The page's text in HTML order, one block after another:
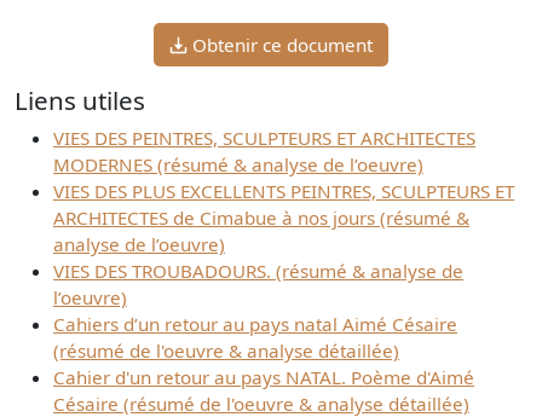
Obtenir ce document
Liens utiles
VIES DES PEINTRES, SCULPTEURS ET ARCHITECTES
MODERNES (résumé & analyse de l’oeuvre)
VIES DES PLUS EXCELLENTS PEINTRES, SCULPTEURS ET
ARCHITECTES de Cimabue à nos jours (résumé &
analyse de l’oeuvre)
VIES DES TROUBADOURS. (résumé & analyse de
l’oeuvre)
Cahiers d’un retour au pays natal Aimé Césaire
(résumé de l'oeuvre & analyse détaillée)
Cahier d'un retour au pays NATAL. Poème d'Aimé
Césaire (résumé de l'oeuvre & analyse détaillée)